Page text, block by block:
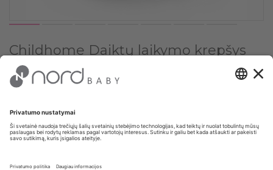
Childhome Daiktų laikymo krepšys
„Teddy, Beige“
Pasirinkite spalvą:
Beige